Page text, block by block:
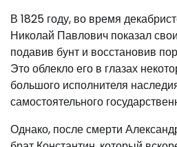
В 1825 году, во время
Николай Павлович показал
подавив бунт и восстановив
Это облекло его в глазах
большого исполнителя
самостоятельного
Однако, после смерти